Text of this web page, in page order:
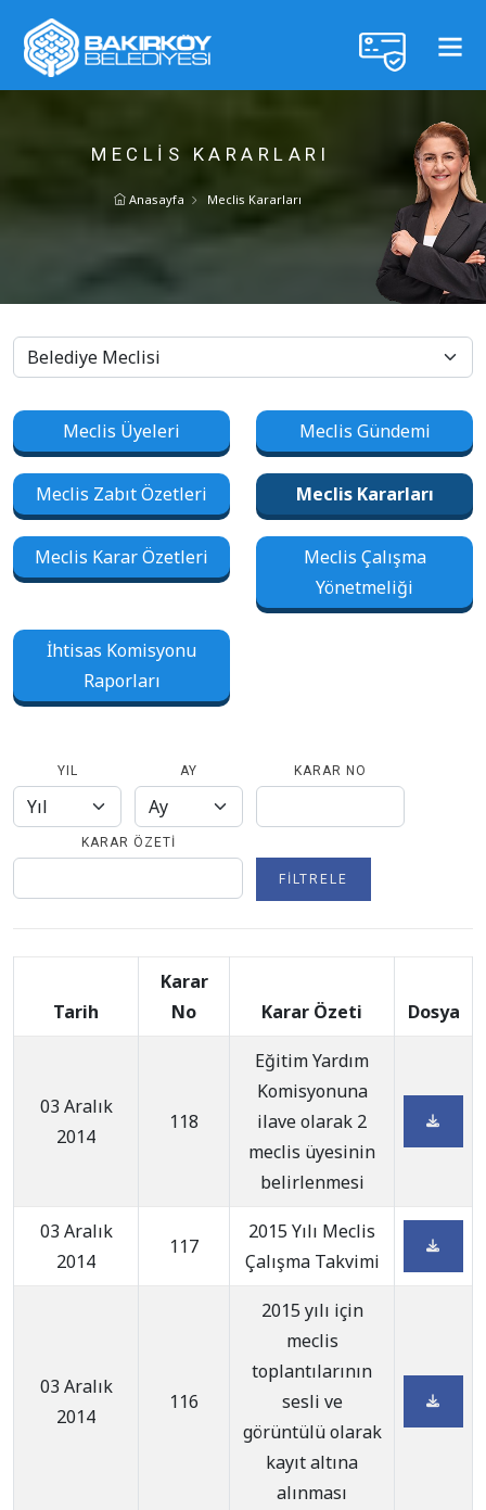
MECLIS KARARLARI
Anasayfa Meclis Kararları
Meclis Üyeleri Meclis Gündemi
Meclis Zabıt Özetleri Meclis Kararları
Meclis Karar Özetleri
Meclis Çalışma
Yönetmeliği
İhtisas Komisyonu
Raporları
YIL AY KARAR NO
KARAR ÖZETI
FILTRELE
Tarih
Karar
No
Karar Özeti Dosya
03 Aralık
2014
118
Eğitim Yardım
Komisyonuna
ilave olarak 2
meclis üyesinin
belirlenmesi
03 Aralık
2014
117
2015 Yılı Meclis
Çalışma Takvimi
03 Aralık
2014
116
2015 yılı için
meclis
toplantılarının
sesli ve
görüntülü olarak
kayıt altına
alınması